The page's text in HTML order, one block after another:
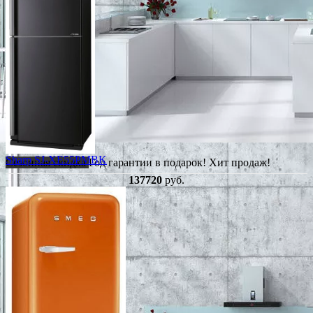
Сезонная скидкаГод гарантии в подарок!Хит продаж!
Sharp SJ-XE55PMBK
137720 руб.